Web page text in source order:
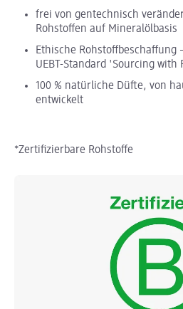
frei von gentechnisch
Rohstoffen auf Mineralölbasis
Ethische
UEBT-Standard 'Sourcing with
100 % natürliche Düfte, von
entwickelt
*Zertifizierbare Rohstoffe